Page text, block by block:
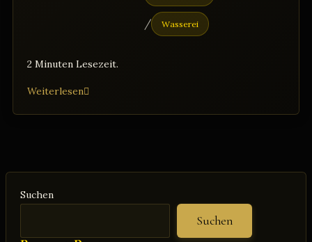
/ Wasserei
2 Minuten Lesezeit.
WeiterlesenOzon
Suchen
Suchen